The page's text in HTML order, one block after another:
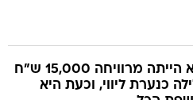
היא הייתה מרוויחה 15,000 ש"ח
כנערת ליווי, וכעת היא